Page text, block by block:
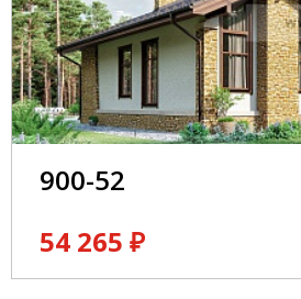
900-52
54 265 ₽